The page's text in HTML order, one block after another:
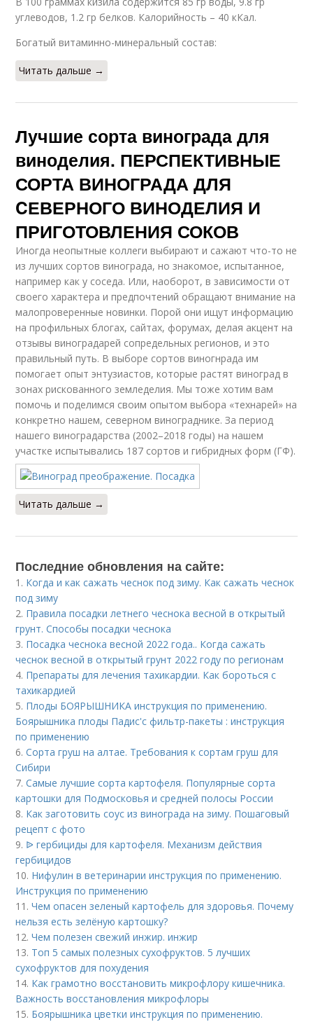
углеводов, 1.2 гр белков. Калорийность – 40 кКал.
Богатый витаминно-минеральный состав:
Читать дальше →
Лучшие сорта винограда для
виноделия. ПЕРСПЕКТИВНЫЕ
СОРТА ВИНОГРАДА ДЛЯ
CЕВЕРНОГО ВИНОДЕЛИЯ И
ПРИГОТОВЛЕНИЯ СОКОВ
Иногда неопытные коллеги выбирают и сажают что-то не
из лучших сортов винограда, но знакомое, испытанное,
например как у соседа. Или, наоборот, в зависимости от
своего характера и предпочтений обращают внимание на
малопроверенные новинки. Порой они ищут информацию
на профильных блогах, сайтах, форумах, делая акцент на
отзывы виноградарей сопредельных регионов, и это
правильный путь. В выборе сортов виногнрада им
помогает опыт энтузиастов, которые растят виноград в
зонах рискованного земледелия. Мы тоже хотим вам
помочь и поделимся своим опытом выбора «технарей» на
конкретно нашем, северном винограднике. За период
нашего виноградарства (2002–2018 годы) на нашем
участке испытывались 187 сортов и гибридных форм (ГФ).
Читать дальше →
Последние обновления на сайте:
1. Когда и как сажать чеснок под зиму. Как сажать чеснок
под зиму
2. Правила посадки летнего чеснока весной в открытый
грунт. Способы посадки чеснока
3. Посадка чеснока весной 2022 года.. Когда сажать
чеснок весной в открытый грунт 2022 году по регионам
4. Препараты для лечения тахикардии. Как бороться с
тахикардией
5. Плоды БОЯРЫШНИКА инструкция по применению.
Боярышника плоды Падис'с фильтр-пакеты : инструкция
по применению
6.Сорта груш на алтае. Требования к сортам груш для
Сибири
7.Самые лучшие сорта картофеля. Популярные сорта
картошки для Подмосковья и средней полосы России
8. Как заготовить соус из винограда на зиму. Пошаговый
рецепт с фото
9. ᐉ гербициды для картофеля. Механизм действия
гербицидов
10. Нифулин в ветеринарии инструкция по применению.
Инструкция по применению
11.Чем опасен зеленый картофель для здоровья. Почему
нельзя есть зелёную картошку?
12.Чем полезен свежий инжир. инжир
13. Топ 5 самых полезных сухофруктов. 5 лучших
сухофруктов для похудения
14. Как грамотно восстановить микрофлору кишечника.
Важность восстановления микрофлоры
15. Боярышника цветки инструкция по применению.